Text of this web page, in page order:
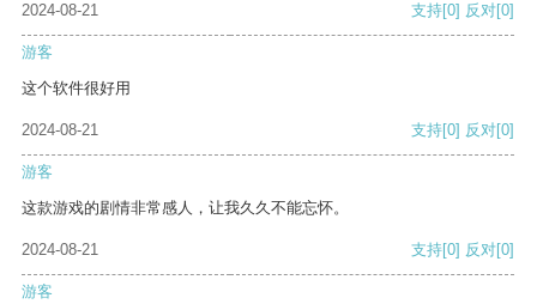
2024-08-21 支持[0] 反对[0]
游客
这个软件很好用
2024-08-21 支持[0] 反对[0]
游客
这款游戏的剧情非常感人，让我久久不能忘怀。
2024-08-21 支持[0] 反对[0]
游客